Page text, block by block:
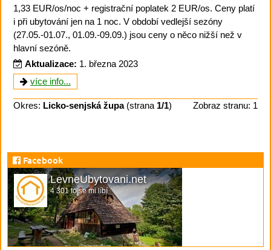
1,33 EUR/os/noc + registrační poplatek 2 EUR/os. Ceny platí
i při ubytování jen na 1 noc. V období vedlejší sezóny
(27.05.-01.07., 01.09.-09.09.) jsou ceny o něco nižší než v
hlavní sezóně.
Aktualizace: 1. března 2023
více info...
Okres: Licko-senjská župa(strana 1/1) Zobraz stranu: 1
Facebook
LevneUbytovani.net
4 301 to se mi líbí